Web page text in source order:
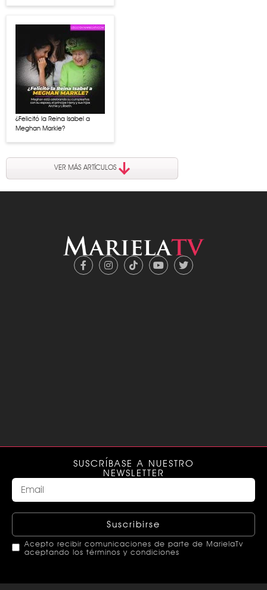
¿Felicitó la Reina Isabel a
Meghan Markle?
VER MÁS ARTÍCULOS
SUSCRÍBASE A NUESTRO
NEWSLETTER
Suscribirse
Acepto recibir comunicaciones de parte de MarielaTv
aceptando los términos y condiciones